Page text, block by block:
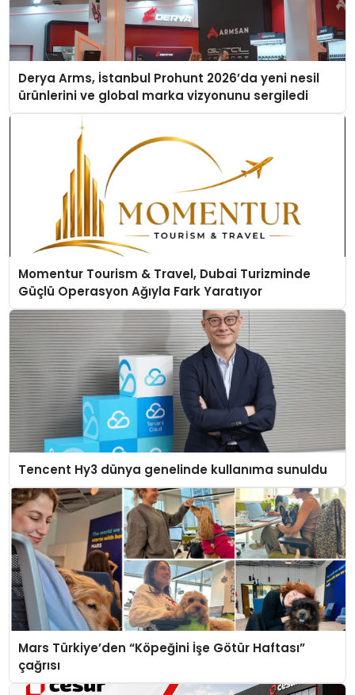
Derya Arms, İstanbul Prohunt 2026’da yeni nesil
ürünlerini ve global marka vizyonunu sergiledi
Momentur Tourism & Travel, Dubai Turizminde
Güçlü Operasyon Ağıyla Fark Yaratıyor
Tencent Hy3 dünya genelinde kullanıma sunuldu
Mars Türkiye’den “Köpeğini İşe Götür Haftası”
çağrısı